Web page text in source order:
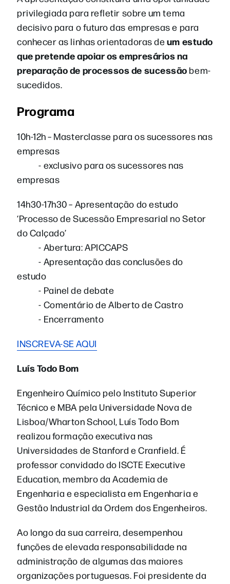
privilegiada para refletir sobre um tema
decisivo para o futuro das empresas e para
conhecer as linhas orientadoras de um estudo
que pretende apoiar os empresários na
preparação de processos de sucessãobem-
sucedidos.
Programa
10h-12h – Masterclasse para os sucessores nas
empresas
- exclusivo para os sucessores nas
empresas
14h30-17h30 – Apresentação do estudo
‘Processo de Sucessão Empresarial no Setor
do Calçado’
- Abertura: APICCAPS
- Apresentação das conclusões do
estudo
- Painel de debate
- Comentário de Alberto de Castro
- Encerramento
INSCREVA-SE AQUI
Luís Todo Bom
Engenheiro Químico pelo Instituto Superior
Técnico e MBA pela Universidade Nova de
Lisboa/Wharton School, Luís Todo Bom
realizou formação executiva nas
Universidades de Stanford e Cranfield. É
professor convidado do ISCTE Executive
Education, membro da Academia de
Engenharia e especialista em Engenharia e
Gestão Industrial da Ordem dos Engenheiros.
Ao longo da sua carreira, desempenhou
funções de elevada responsabilidade na
administração de algumas das maiores
organizações portuguesas. Foi presidente da